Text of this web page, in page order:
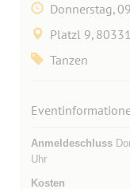
Donnerstag,
Platzl 9,
Tanzen
Anmeldeschluss
Uhr
Kosten